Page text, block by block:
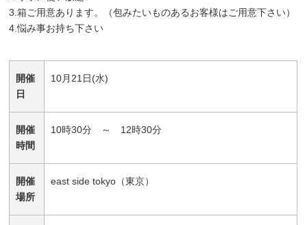
3.箱ご用意あります。（包みたいものあるお客様はご用意下さい）
4.悩み事お持ち下さい
開催
日
10月21日(水)
開催
時間
10時30分 ～ 12時30分
開催
場所
east side tokyo（東京）